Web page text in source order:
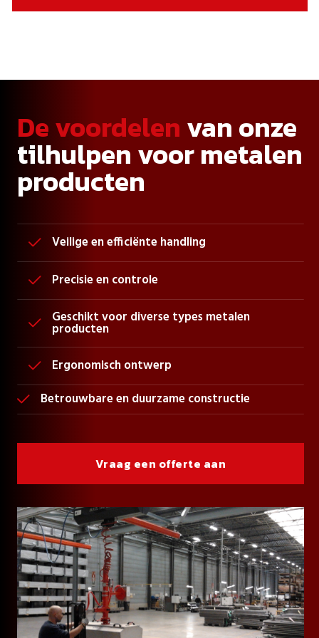
De voordelenvan onze
tilhulpen voor metalen
producten
 Veilige en efficiënte handling
 Precisie en controle
 Geschikt voor diverse types metalen
producten
 Ergonomisch ontwerp
 Betrouwbare en duurzame constructie
Vraag een offerte aan